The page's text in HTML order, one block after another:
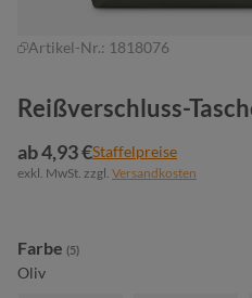
Artikel-Nr.: 1818076
Reißverschluss-
ab 4,93 €Staffelpreise
exkl. MwSt. zzgl. Versandkosten
Farbe auswählen
(5)
Oliv